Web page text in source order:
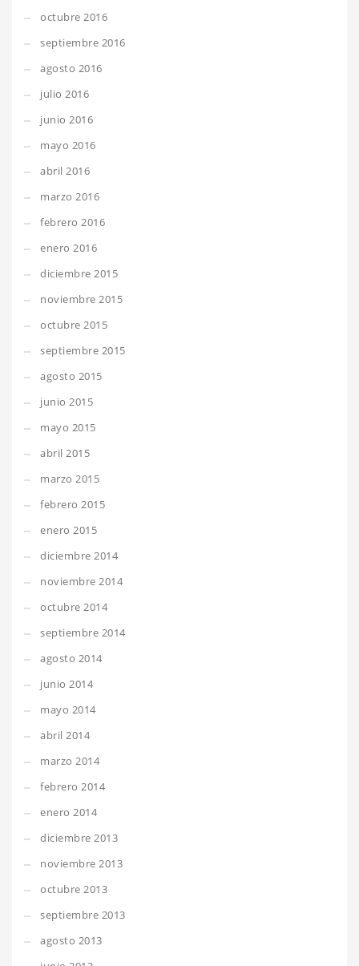
octubre 2016
septiembre 2016
agosto 2016
julio 2016
junio 2016
mayo 2016
abril 2016
marzo 2016
febrero 2016
enero 2016
diciembre 2015
noviembre 2015
octubre 2015
septiembre 2015
agosto 2015
junio 2015
mayo 2015
abril 2015
marzo 2015
febrero 2015
enero 2015
diciembre 2014
noviembre 2014
octubre 2014
septiembre 2014
agosto 2014
junio 2014
mayo 2014
abril 2014
marzo 2014
febrero 2014
enero 2014
diciembre 2013
noviembre 2013
octubre 2013
septiembre 2013
agosto 2013